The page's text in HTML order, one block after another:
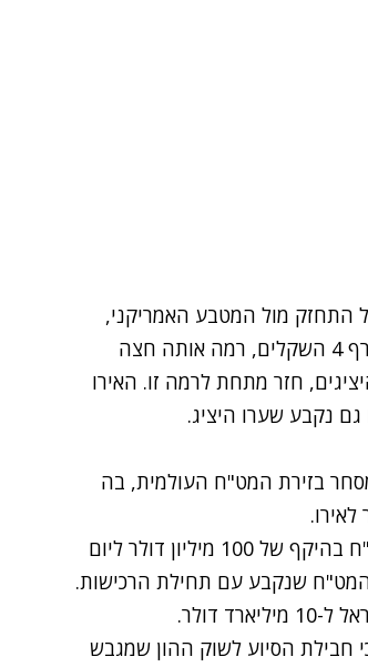
מול המטבע האמריקני,
ונחלש מול האירו. במהלך המסחר הדולר נע מעל ומתחת לרף 4 השקלים, רמה אותה חצה
חזר מתחת לרמה זו. האירו
בזירת המט"ח העולמית, בה
בבנק ישראל עדיין ממשיכים ליישם את תוכנית רכישת המט"ח בהיקף של 100 מיליון דולר ליום
המט"ח שנקבע עם תחילת הרכישות.
דולר.
חבילת הסיוע לשוק ההון שמגבש